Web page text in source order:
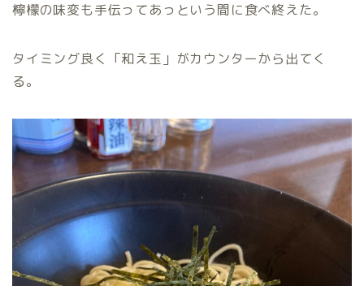
檸檬の味変も手伝ってあっという間に食べ終えた。
タイミング良く「和え玉」がカウンターから出てく
る。